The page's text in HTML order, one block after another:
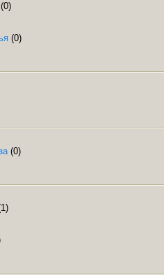
(0)
(0)
(0)